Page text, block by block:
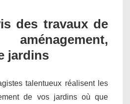
des travaux de
jardins
talentueux réalisent les
de vos jardins où que